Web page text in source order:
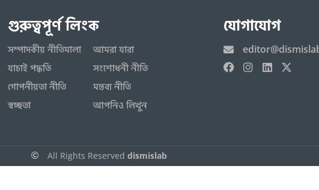
গুরুত্বপূর্ণ লিংক
সম্পাদকীয় নীতিমালা
যাচাই পদ্ধতি
গোপনীয়তা নীতি
স্বচ্ছতা
আমরা যারা
সংশোধনী নীতি
মন্তব্য নীতি
আপনিও লিখুন
যোগাযোগ
All Rights Reserved dismislab